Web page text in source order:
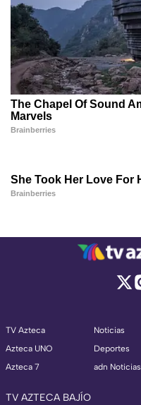
TV Azteca
Azteca UNO
Azteca 7
Noticias
Deportes
adn Noticias
TV AZTECA BAJÍO